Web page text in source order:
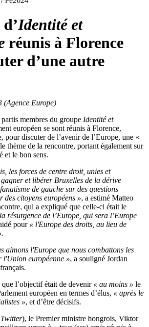
Identité et
réunis à Florence
d’une autre
(Agence Europe)
membres du groupe Identité et
européen se sont réunis à Florence,
pour discuter de l’avenir de l’Europe, une «
thème de la rencontre, portant également sur
et le bon sens.
les forces de centre droit, unies et
et libérer Bruxelles de la dérive
de gauche sur des questions
citoyens européens », a estimé Matteo
qui a expliqué que celle-ci était le
résurgence de l’Europe, qui sera l’Europe
pour « l'Europe des droits, au lieu de
aimons l'Europe que nous combattons les
l'Union européenne », a souligné Jordan
l’objectif était de devenir « au moins » le
européen en termes d’élus, « après le
», et d’être décisifs.
Twitter), le Premier ministre hongrois, Viktor